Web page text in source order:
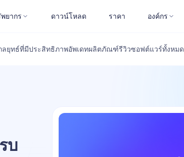
ยากร ดาวน์โหลด ราคา องค์กร
ลยุทธ์ที่มีประสิทธิภาพอัพเดทผลิตภัณฑ์รีวิวซอฟต์แวร์ทั้งหมด
บ